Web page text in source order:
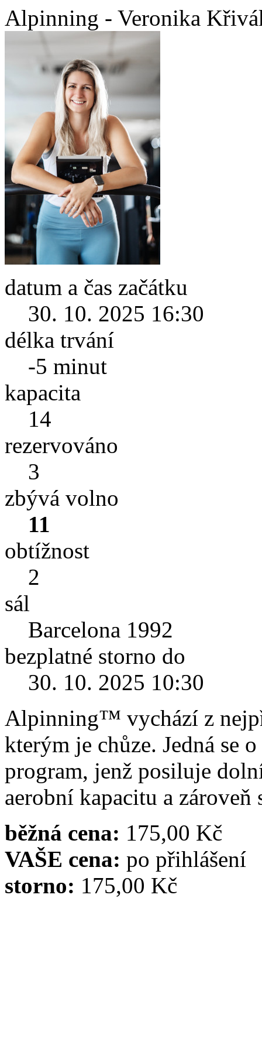
Alpinning - Veronika
datum a čas začátku
30. 10. 2025 16:30
délka trvání
-5 minut
kapacita
14
rezervováno
3
zbývá volno
11
obtížnost
2
sál
Barcelona 1992
bezplatné storno do
30. 10. 2025 10:30
Alpinning™ vychází z
kterým je chůze. Jedná se
program, jenž posiluje
aerobní kapacitu a
běžná cena: 175,00 Kč
VAŠE cena: po přihlášení
storno: 175,00 Kč